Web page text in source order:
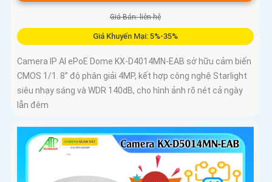
Giá Bán: liên hệ
Giá Khuyến Mại: 5%-35%
Camera IP AI ePoE Dome KX-D4014MN-EAB sở hữu cảm biến
CMOS 1/1. 8” độ phân giải 4MP, kết hợp công nghệ Starlight
siêu nhạy sáng và WDR 140dB, cho hình ảnh rõ nét cả ngày
lẫn đêm